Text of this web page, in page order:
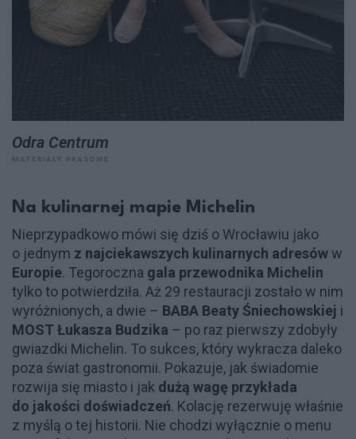
Odra Centrum
Na kulinarnej mapie Michelin
Nieprzypadkowo mówi się dziś o Wrocławiu jako
o jednym z najciekawszych kulinarnych adresóww
Europie. Tegoroczna gala przewodnika Michelin
tylko to potwierdziła. Aż 29 restauracji zostało w nim
wyróżnionych, a dwie – BABA Beaty Śniechowskiej i
MOST Łukasza Budzika – po raz pierwszy zdobyły
gwiazdki Michelin. To sukces, który wykracza daleko
poza świat gastronomii. Pokazuje, jak świadomie
rozwija się miasto i jak dużą wagę przykłada
do jakości doświadczeń. Kolację rezerwuję właśnie
z myślą o tej historii. Nie chodzi wyłącznie o menu